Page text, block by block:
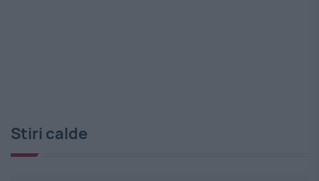
Stiri calde